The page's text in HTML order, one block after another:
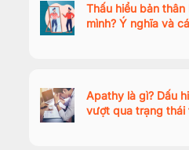
Thấu hiểu bản
mình? Ý nghĩa và
Apathy là gì? Dấu
vượt qua trạng thái